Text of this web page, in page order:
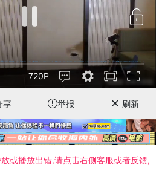
720P
享 举报 刷新
或播放出错,请点击右侧客服或者反馈,